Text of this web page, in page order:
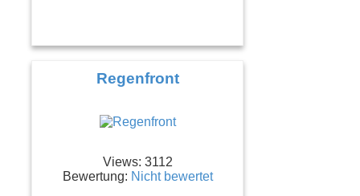
Regenfront
Views: 3112
Bewertung: Nicht bewertet